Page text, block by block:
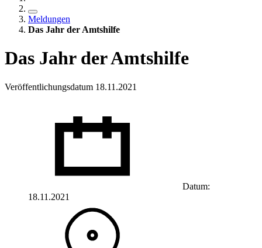
Meldungen
Das Jahr der Amtshilfe
Das Jahr der Amtshilfe
Veröffentlichungsdatum 18.11.2021
Datum:
18.11.2021